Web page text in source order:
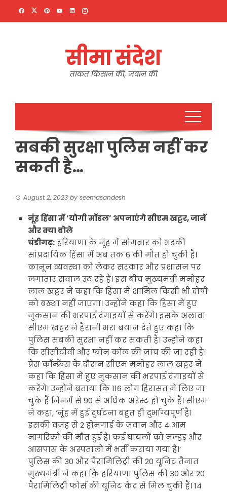
सीमा संदेश
ताकत किसान की, जवान की
सबकी सुरक्षा पुलिस नहीं कर
सकती है…
August 2, 2023 by seemasandesh
नूंह हिंसा में ‘योगी मॉडल’ अपनाएंगे सीएम खट्टर, जानें
और क्या बोले
चंडीगढ़:हरियाणा के नूंह में सोमवार को भड़की
सांप्रदायिक हिंसा में अब तक 6 की मौत हो चुकी है।
कानून व्यवस्था को लेकर सरकार और प्रशासन पर
लगातार सवाल उठ रहे हैं। इस बीच मुख्यमंत्री मनोहर
लाल खट्टर ने कहा कि हिंसा में शामिल किसी भी दोषी
को बख्शा नहीं जाएगा। उन्होंने कहा कि हिंसा में हुए
नुकसान की भरपाई दंगाइयों से करेंगे। इसके अलावा
सीएम खट्टर ने हैरानी भरा बयान देते हुए कहा कि
पुलिस सबकी सुरक्षा नहीं कर सकती है। उन्होंने कहा
कि सीसीटीवी और फोन कॉल की जांच की जा रही है।
प्रेस कॉन्फ्रेंस के दौरान सीएम मनोहर लाल खट्टर ने
कहा कि हिंसा में हुए नुकसान की भरपाई दंगाइयों से
करेंगे। उन्होंने बताया कि 116 लोग हिरासत में लिए जा
चुके हैं जिनमें से 90 से अधिक अरेस्ट हो चुके हैं। सीएम
ने कहा, ‘नूंह में हुई दुर्घटना बहुत ही दुर्भाग्यपूर्ण है।
इसकी वजह से 2 होमगार्ड के जवान और 4 आम
नागरिकों की मौत हुई है। कई घायलों को नल्हड़ और
आसपास के अस्पतालों में भर्ती कराया गया है।’
पुलिस की 30 और पैरामिलिट्री की 20 यूनिट तैनात
मुख्यमंत्री ने कहा कि हरियाणा पुलिस की 30 और 20
पैरामिलिट्री फोर्स की यूनिट केंद्र से मिल चुकी हैं। 14